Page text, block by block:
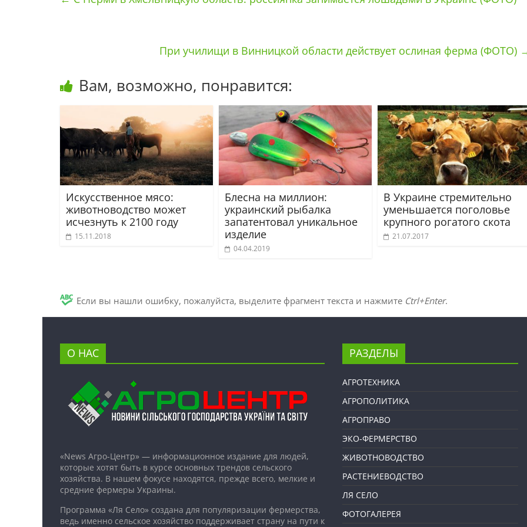
При училищи в Винницкой области действует ослиная ферма (ФОТО)
Вам, возможно, понравится:
Искусственное мясо:
животноводство может
исчезнуть к 2100 году
15.11.2018
Блесна на миллион:
украинский рыбалка
запатентовал уникальное
изделие
04.04.2019
В Украине стремительно
уменьшается поголовье
крупного рогатого скота
21.07.2017
Если вы нашли ошибку, пожалуйста, выделите фрагмент текста и нажмите Ctrl+Enter.
О НАС
«News Агро-Центр» — информационное издание для людей,
которые хотят быть в курсе основных трендов сельского
хозяйства. В нашем фокусе находятся, прежде всего, мелкие и
средние фермеры Украины.
Программа «Ля Село» создана для популяризации фермерства,
ведь именно сельское хозяйство поддерживает страну на пути к
РАЗДЕЛЫ
АГРОТЕХНИКА
АГРОПОЛИТИКА
АГРОПРАВО
ЭКО-ФЕРМЕРСТВО
ЖИВОТНОВОДСТВО
РАСТЕНИЕВОДСТВО
ЛЯ СЕЛО
ФОТОГАЛЕРЕЯ